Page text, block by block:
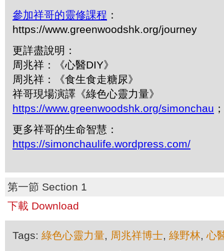
參加祥哥的靈修課程 ：
https://www.greenwoodshk.org/journey
更詳盡說明：
周兆祥：《心醫DIY》
周兆祥：《食生食走糖尿》
祥哥現場演譯《綠色心靈力量》
https://www.greenwoodshk.org/simonchau
更多祥哥的生命智慧：
https://simonchaulife.wordpress.com/
第一節 Section 1
下載 Download
Tags: 綠色心靈力量, 周兆祥博士, 綠野林,心